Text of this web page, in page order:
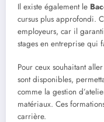
Il existe également le
cursus plus approfondi.
employeurs, car il
stages en entreprise qui
Pour ceux souhaitant
sont disponibles,
comme la gestion
matériaux. Ces
carrière.